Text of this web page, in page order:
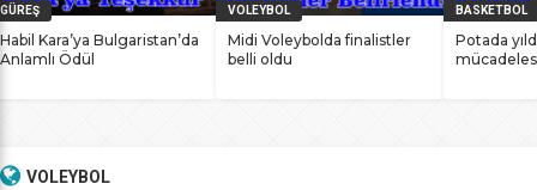
GÜREŞ
Habil Kara’ya Bulgaristan’da
Anlamlı Ödül
VOLEYBOL
Midi Voleybolda finalistler
belli oldu
BASKETBOL
Potada
VOLEYBOL